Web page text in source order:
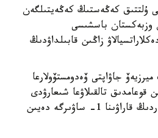
ۇلتتىق كەڭەستىڭ كەڭەيتىلگەن
وزبەكستان باسشىسى
زاڭىن قابىلداۋدىڭ
جاۋاپتى ۆەدومستۆولارعا
قوعامدىق تالقىلاۋعا شىعارۋدى
تاپسىردى. قۇجات دەپۋتاتتاردىڭ قاراۋىنا 1- ساۋىرگە دەيىن